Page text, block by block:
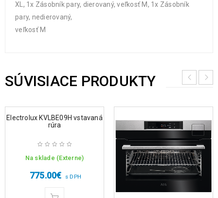
XL, 1x Zásobník pary, dierovaný, veľkosť M, 1x Zásobník
pary, nedierovaný,
veľkosť M
SÚVISIACE PRODUKTY
Electrolux KVLBE09H vstavaná
rúra
Na sklade (Externe)
775.00€ s DPH